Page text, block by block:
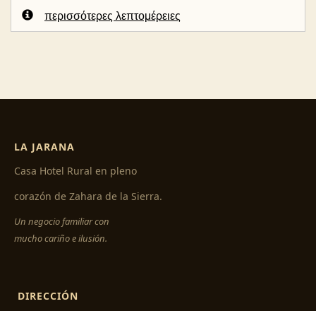
περισσότερες λεπτομέρειες
LA JARANA
Casa Hotel Rural en pleno
corazón de Zahara de la Sierra.
Un negocio familiar con
mucho cariño e ilusión.
DIRECCIÓN